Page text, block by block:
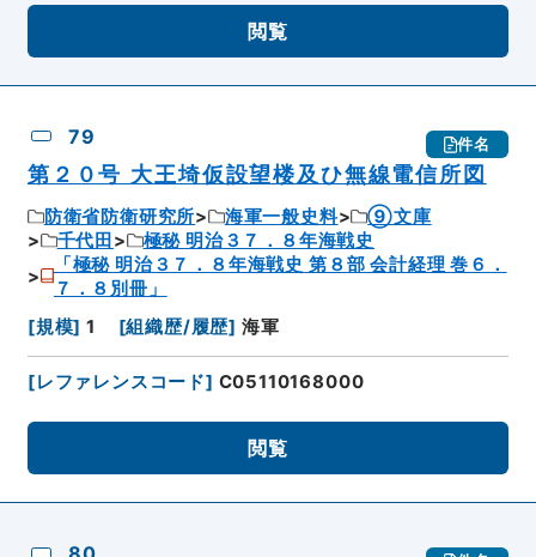
閲覧
79 件名
第２０号 大王埼仮設望楼及ひ無線電信所図
防衛省防衛研究所 海軍一般史料
⑨文庫
千代田
極秘 明治３７．８年海戦史
「極秘 明治３７．８年海戦史 第８部 会計経理 巻６．
７．８別冊」
[規模] 1 [組織歴/履歴] 海軍
[レファレンスコード] C05110168000
閲覧